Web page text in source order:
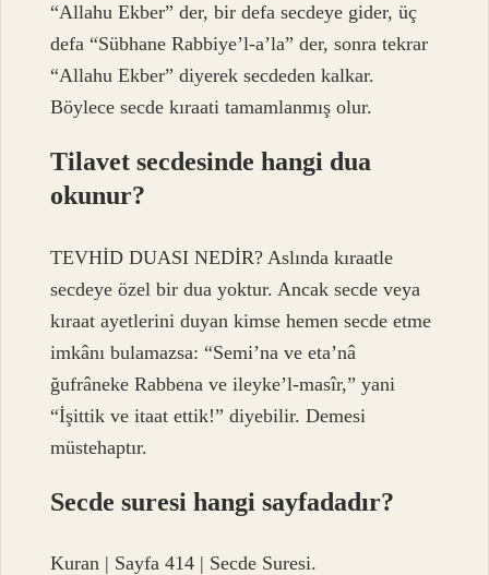
“Allahu Ekber” der, bir defa secdeye gider, üç
defa “Sübhane Rabbiye’l-a’la” der, sonra tekrar
“Allahu Ekber” diyerek secdeden kalkar.
Böylece secde kıraati tamamlanmış olur.
Tilavet secdesinde hangi dua
okunur?
TEVHİD DUASI NEDİR? Aslında kıraatle
secdeye özel bir dua yoktur. Ancak secde veya
kıraat ayetlerini duyan kimse hemen secde etme
imkânı bulamazsa: “Semi’na ve eta’nâ
ğufrâneke Rabbena ve ileyke’l-masîr,” yani
“İşittik ve itaat ettik!” diyebilir. Demesi
müstehaptır.
Secde suresi hangi sayfadadır?
Kuran | Sayfa 414 | Secde Suresi.